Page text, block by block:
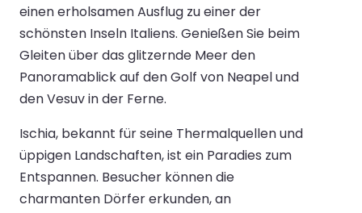
einen erholsamen Ausflug zu einer der
schönsten Inseln Italiens. Genießen Sie beim
Gleiten über das glitzernde Meer den
Panoramablick auf den Golf von Neapel und
den Vesuv in der Ferne.
Ischia, bekannt für seine Thermalquellen und
üppigen Landschaften, ist ein Paradies zum
Entspannen. Besucher können die
charmanten Dörfer erkunden, an